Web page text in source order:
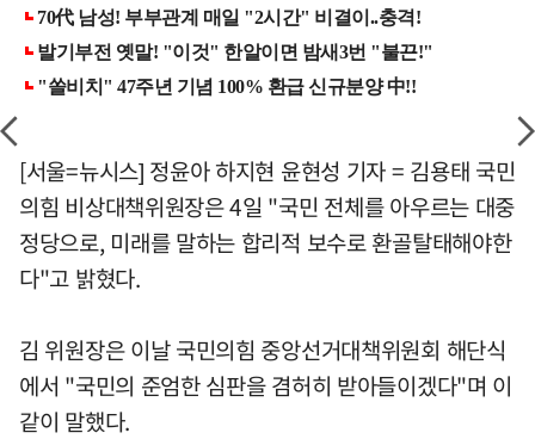
[서울=뉴시스] 정윤아 하지현 윤현성 기자 = 김용태 국민
의힘 비상대책위원장은 4일 "국민 전체를 아우르는 대중
정당으로, 미래를 말하는 합리적 보수로 환골탈태해야한
다"고 밝혔다.
김 위원장은 이날 국민의힘 중앙선거대책위원회 해단식
에서 "국민의 준엄한 심판을 겸허히 받아들이겠다"며 이
같이 말했다.